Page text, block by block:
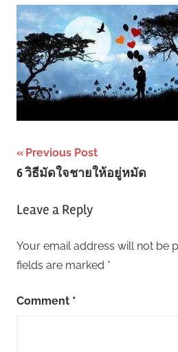
Post
navigation
Previous Post
6 วิธีมัดใจชายให้อยู่หมัด
Leave a Reply
Your email address will not be
fields are marked *
Comment *